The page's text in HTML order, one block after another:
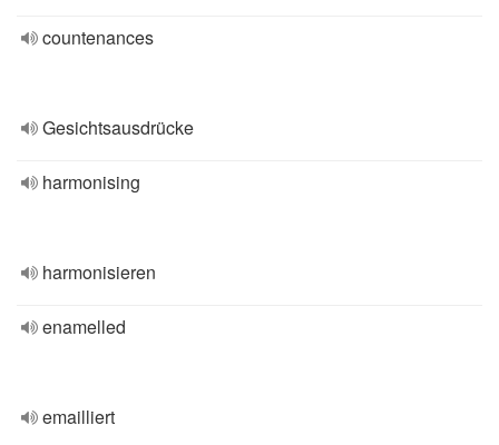
countenances
Gesichtsausdrücke
harmonising
harmonisieren
enamelled
emailliert